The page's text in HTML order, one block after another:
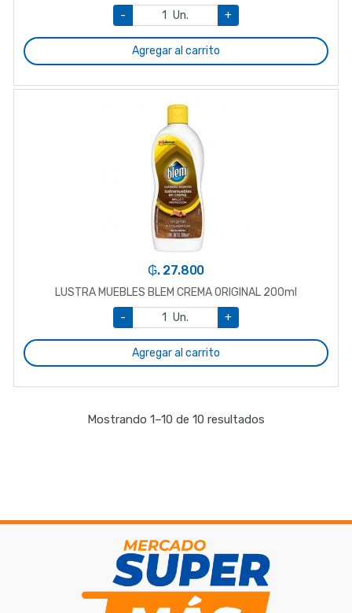
-
Un. +
Agregar al carrito
₲. 27.800
LUSTRA MUEBLES BLEM CREMA ORIGINAL 200ml
-
Un. +
Agregar al carrito
Mostrando 1–10 de 10 resultados